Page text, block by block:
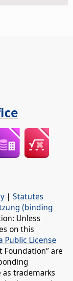
| Statutes
(binding
Unless
on this
Public License
Foundation” are
as trademarks